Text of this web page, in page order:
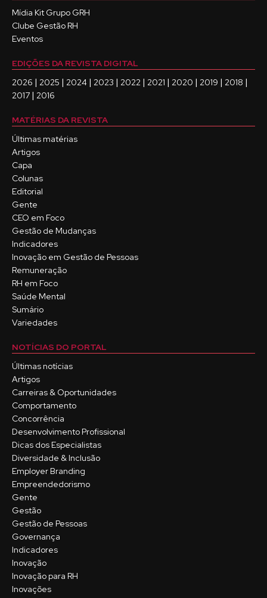
Mídia Kit Grupo GRH
Clube Gestão RH
Eventos
EDIÇÕES DA REVISTA DIGITAL
2026 | 2025 | 2024 | 2023 | 2022 | 2021 | 2020 | 2019 | 2018 |
2017 | 2016
MATÉRIAS DA REVISTA
Últimas matérias
Artigos
Capa
Colunas
Editorial
Gente
CEO em Foco
Gestão de Mudanças
Indicadores
Inovação em Gestão de Pessoas
Remuneração
RH em Foco
Saúde Mental
Sumário
Variedades
NOTÍCIAS DO PORTAL
Últimas notícias
Artigos
Carreiras & Oportunidades
Comportamento
Concorrência
Desenvolvimento Profissional
Dicas dos Especialistas
Diversidade & Inclusão
Employer Branding
Empreendedorismo
Gente
Gestão
Gestão de Pessoas
Governança
Indicadores
Inovação
Inovação para RH
Inovações